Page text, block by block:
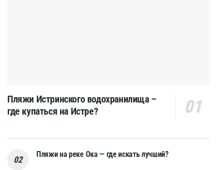
Пляжи Истринского водохранилища –
где купаться на Истре?
Пляжи на реке Ока — где искать лучший?